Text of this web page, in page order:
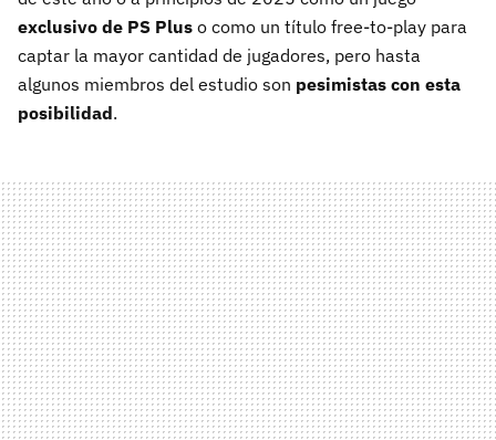
exclusivo de PS Plus o como un título free-to-play para
captar la mayor cantidad de jugadores, pero hasta
algunos miembros del estudio son pesimistas con esta
posibilidad.